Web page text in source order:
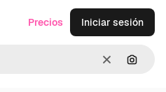
Borrar
Precios Iniciar sesión